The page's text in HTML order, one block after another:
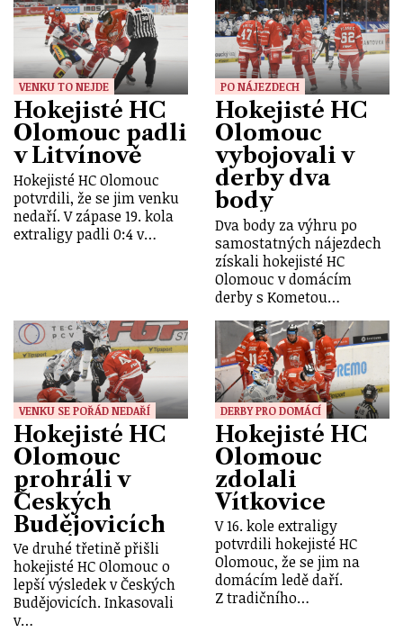
VENKU TO NEJDE
Hokejisté HC
Olomouc padli
v Litvínově
Hokejisté HC Olomouc
potvrdili, že se jim venku
nedaří. V zápase 19. kola
extraligy padli 0:4 v…
PO NÁJEZDECH
Hokejisté HC
Olomouc
vybojovali v
derby dva
body
Dva body za výhru po
samostatných nájezdech
získali hokejisté HC
Olomouc v domácím
derby s Kometou…
VENKU SE POŘÁD NEDAŘÍ
Hokejisté HC
Olomouc
prohráli v
Českých
Budějovicích
Ve druhé třetině přišli
hokejisté HC Olomouc o
lepší výsledek v Českých
Budějovicích. Inkasovali
v…
DERBY PRO DOMÁCÍ
Hokejisté HC
Olomouc
zdolali
Vítkovice
V 16. kole extraligy
potvrdili hokejisté HC
Olomouc, že se jim na
domácím ledě daří.
Z tradičního…